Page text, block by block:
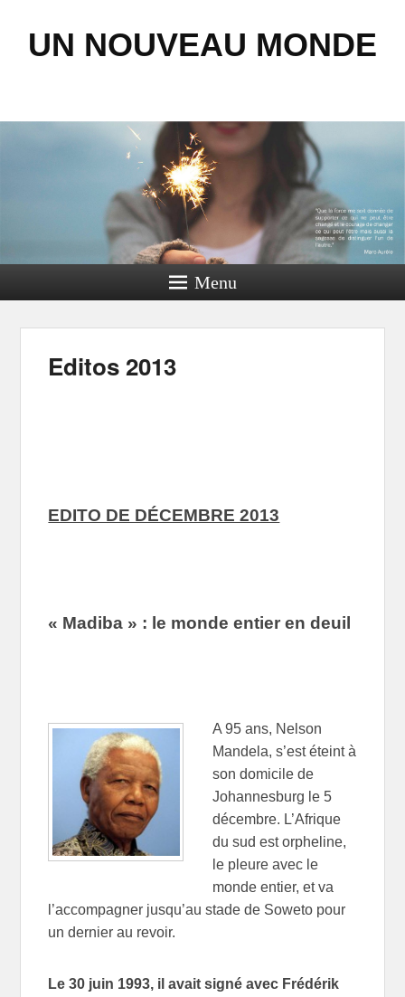
UN NOUVEAU MONDE
Menu
Editos 2013
EDITO DE DÉCEMBRE 2013
« Madiba » : le monde entier en deuil
A 95 ans, Nelson
Mandela, s’est éteint à
son domicile de
Johannesburg le 5
décembre. L’Afrique
du sud est orpheline,
le pleure avec le
monde entier, et va
l’accompagner jusqu’au stade de Soweto pour
un dernier au revoir.
Le 30 juin 1993, il avait signé avec Frédérik